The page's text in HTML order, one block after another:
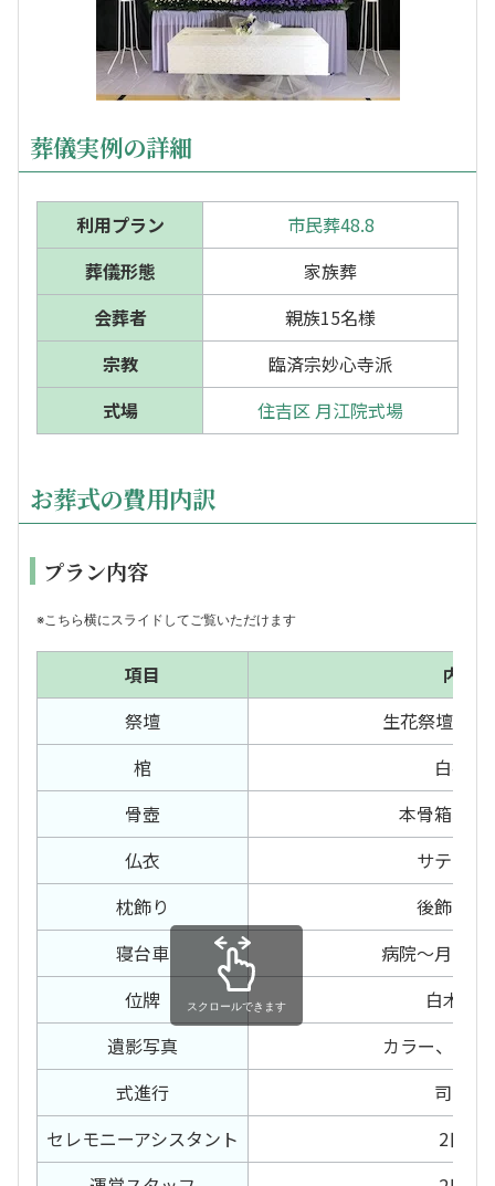
葬儀実例の詳細
利用プラン
市民葬48.8
葬儀形態
家族葬
会葬者
親族15名様
宗教
臨済宗妙心寺派
式場
住吉区 月江院式場
お葬式の費用内訳
プラン内容
※こちら横にスライドしてご覧いただけます
項目
内容
祭壇
生花祭壇 360
棺
白布棺
骨壺
本骨箱、胴
仏衣
サテン仏
枕飾り
後飾り二
寝台車
病院〜月江院
位牌
白木位牌
遺影写真
カラー、額ベ
式進行
司会者
セレモニーアシスタント
2日間
スクロールできます